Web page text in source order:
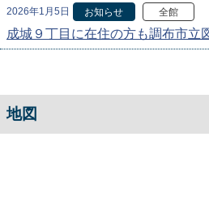
2026年1月5日 お知らせ 全館
成城９丁目に在住の方も調布市立
地図